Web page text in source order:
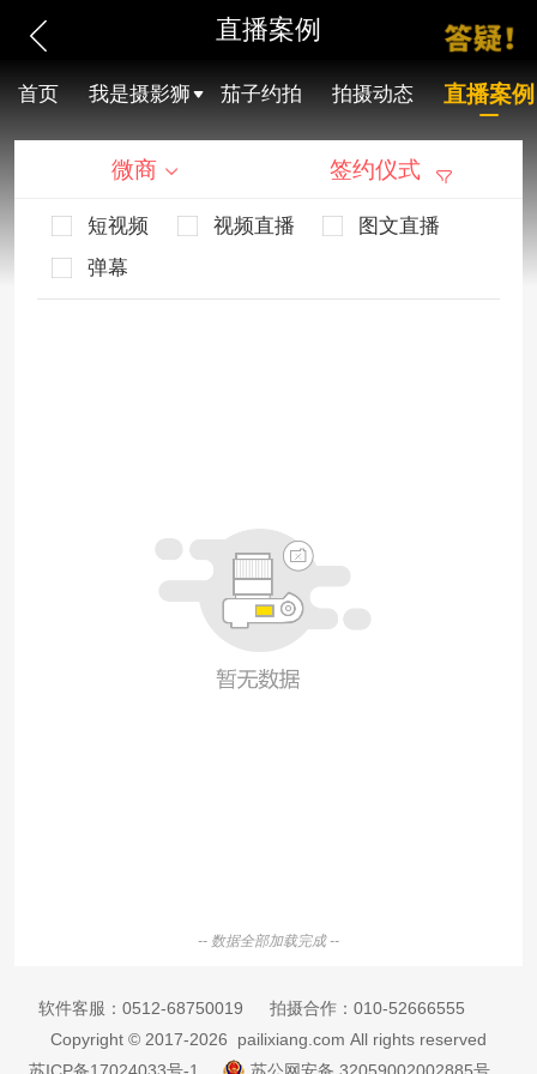
直播案例
首页 我是摄影狮 茄子约拍 拍摄动态 直播案例
微商 签约仪式
短视频 视频直播
图文直播
弹幕
-- 数据全部加载完成 --
软件客服： 0512-68750019 拍摄合作： 010-52666555
Copyright © 2017-2026 pailixiang.com All rights reserved
苏ICP备17024033号-1
苏公网安备 32059002002885号